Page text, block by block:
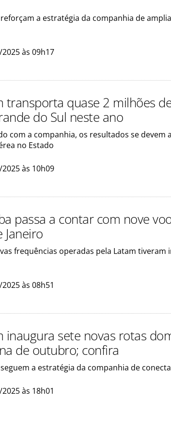
a estratégia da companhia de
às 09h17
transporta quase 2 milhões
do Sul neste ano
com a companhia, os resultados se devem
no Estado
às 10h09
passa a contar com nove
Janeiro
frequências operadas pela Latam tiveram
às 08h51
inaugura sete novas rotas
de outubro; confira
a estratégia da companhia de
às 18h01